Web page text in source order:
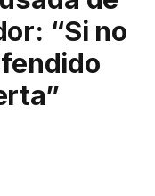
“Si no